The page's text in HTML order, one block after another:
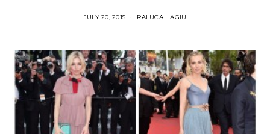
JULY 20, 2015 RALUCA HAGIU